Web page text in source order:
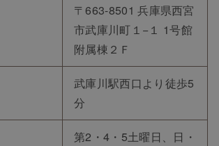
〒663-8501 兵庫県西宮
市武庫川町１−１ 1号館
附属棟２Ｆ
武庫川駅西口より徒歩5
分
第2・4・5土曜日、日・